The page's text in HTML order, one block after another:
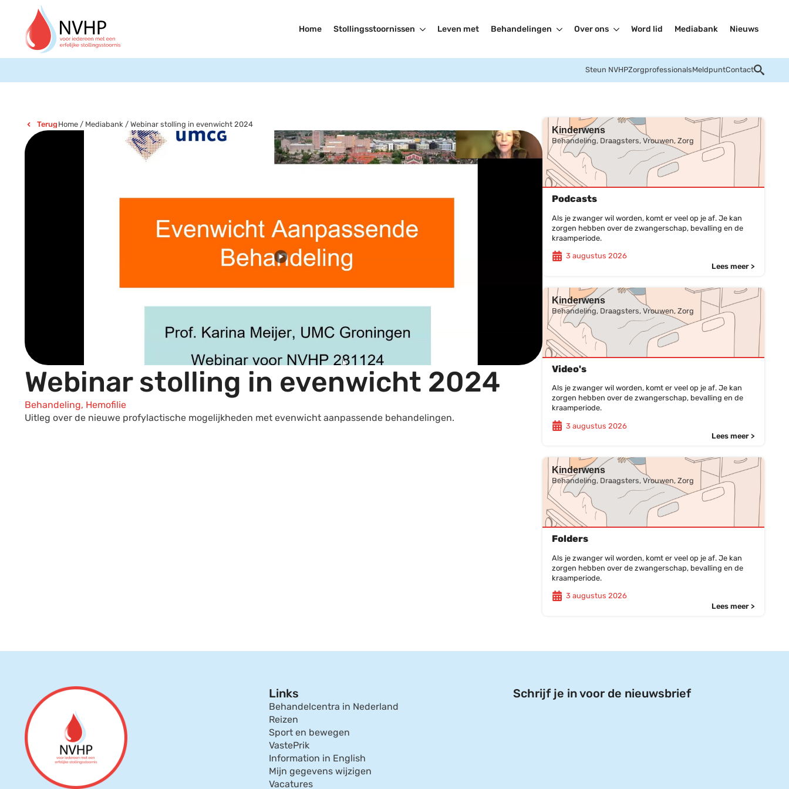
Home Stollingsstoornissen Leven met Behandelingen Over ons Word lid Mediabank Nieuws
Steun NVHPZorgprofessionalsMeldpuntContact
Terug Home/ Mediabank / Webinar stolling in evenwicht 2024
Webinar stolling in evenwicht 2024
Behandeling, Hemofilie
Uitleg over de nieuwe profylactische mogelijkheden met evenwicht aanpassende behandelingen.
Kinderwens
Behandeling, Draagsters, Vrouwen, Zorg
Podcasts
Als je zwanger wil worden, komt er veel op je af. Je kan
zorgen hebben over de zwangerschap, bevalling en de
kraamperiode.
3 augustus 2026
Lees meer >
Kinderwens
Behandeling, Draagsters, Vrouwen, Zorg
Video's
Als je zwanger wil worden, komt er veel op je af. Je kan
zorgen hebben over de zwangerschap, bevalling en de
kraamperiode.
3 augustus 2026
Lees meer >
Kinderwens
Behandeling, Draagsters, Vrouwen, Zorg
Folders
Als je zwanger wil worden, komt er veel op je af. Je kan
zorgen hebben over de zwangerschap, bevalling en de
kraamperiode.
3 augustus 2026
Lees meer >
Links
Behandelcentra in Nederland
Reizen
Sport en bewegen
VastePrik
Information in English
Mijn gegevens wijzigen
Vacatures
Schrijf je in voor de nieuwsbrief